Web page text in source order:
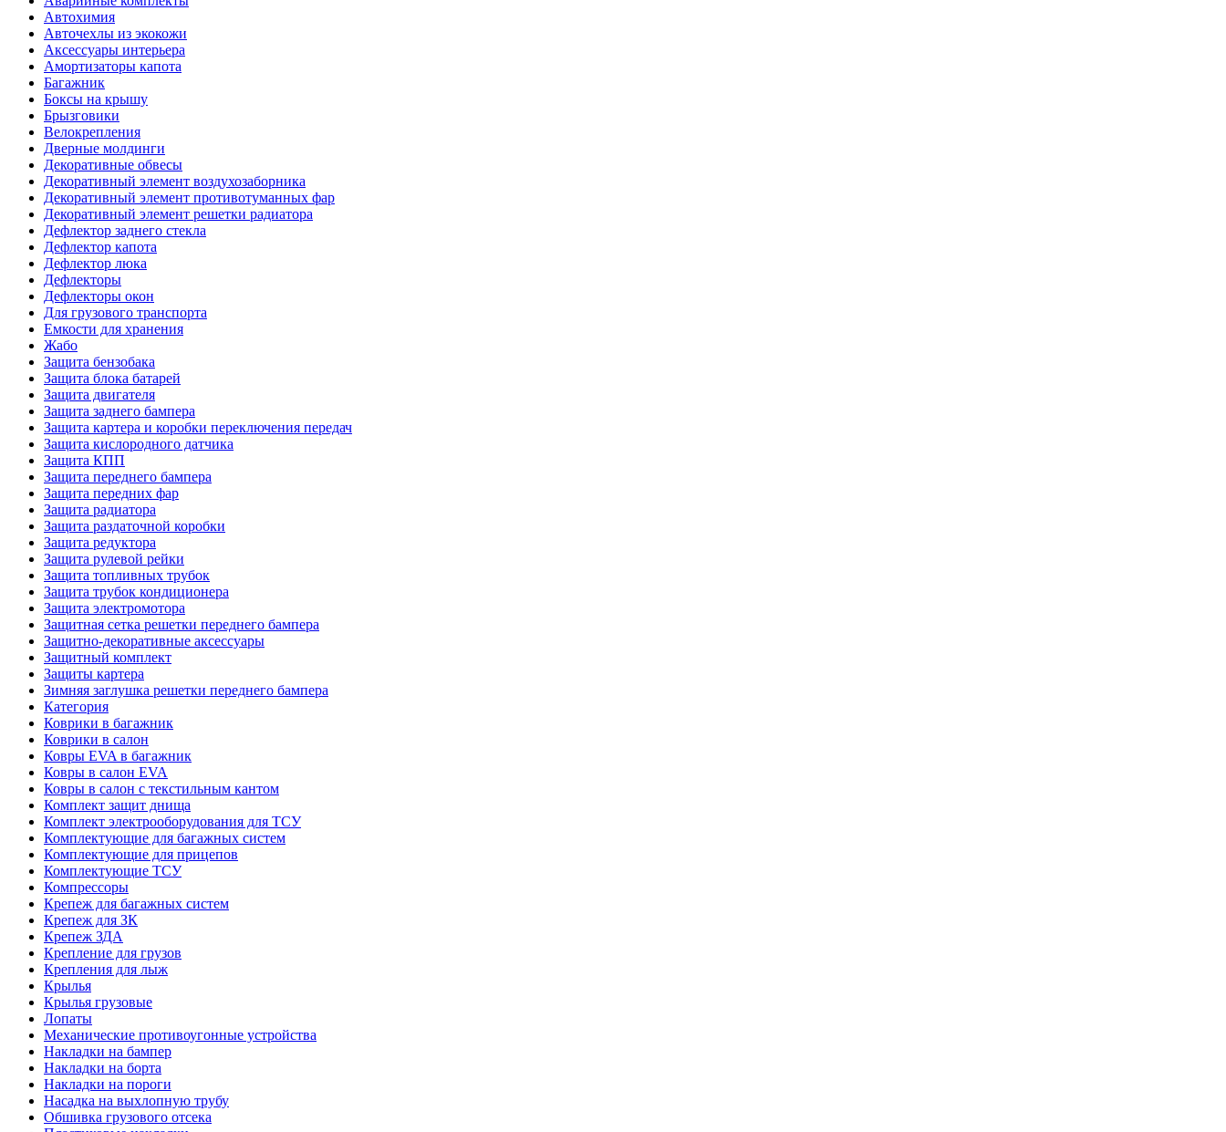
Автохимия
Авточехлы из экокожи
Аксессуары интерьера
Амортизаторы капота
Багажник
Боксы на крышу
Брызговики
Велокрепления
Дверные молдинги
Декоративные обвесы
Декоративный элемент воздухозаборника
Декоративный элемент противотуманных фар
Декоративный элемент решетки радиатора
Дефлектор заднего стекла
Дефлектор капота
Дефлектор люка
Дефлекторы
Дефлекторы окон
Для грузового транспорта
Емкости для хранения
Жабо
Защита бензобака
Защита блока батарей
Защита двигателя
Защита заднего бампера
Защита картера и коробки переключения передач
Защита кислородного датчика
Защита КПП
Защита переднего бампера
Защита передних фар
Защита радиатора
Защита раздаточной коробки
Защита редуктора
Защита рулевой рейки
Защита топливных трубок
Защита трубок кондиционера
Защита электромотора
Защитная сетка решетки переднего бампера
Защитно-декоративные аксессуары
Защитный комплект
Защиты картера
Зимняя заглушка решетки переднего бампера
Категория
Коврики в багажник
Коврики в салон
Ковры EVA в багажник
Ковры в салон EVA
Ковры в салон с текстильным кантом
Комплект защит днища
Комплект электрооборудования для ТСУ
Комплектующие для багажных систем
Комплектующие для прицепов
Комплектующие ТСУ
Компрессоры
Крепеж для багажных систем
Крепеж для ЗК
Крепеж ЗДА
Крепление для грузов
Крепления для лыж
Крылья
Крылья грузовые
Лопаты
Механические противоугонные устройства
Накладки на бампер
Накладки на борта
Накладки на пороги
Насадка на выхлопную трубу
Обшивка грузового отсека